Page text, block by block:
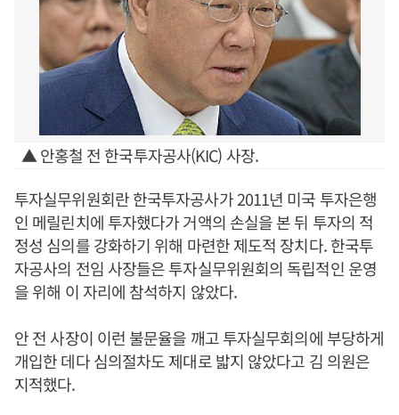
▲ 안홍철 전 한국투자공사(KIC) 사장.
투자실무위원회란 한국투자공사가 2011년 미국 투자은행
인 메릴린치에 투자했다가 거액의 손실을 본 뒤 투자의 적
정성 심의를 강화하기 위해 마련한 제도적 장치다. 한국투
자공사의 전임 사장들은 투자실무위원회의 독립적인 운영
을 위해 이 자리에 참석하지 않았다.
안 전 사장이 이런 불문율을 깨고 투자실무회의에 부당하게
개입한 데다 심의절차도 제대로 밟지 않았다고 김 의원은
지적했다.